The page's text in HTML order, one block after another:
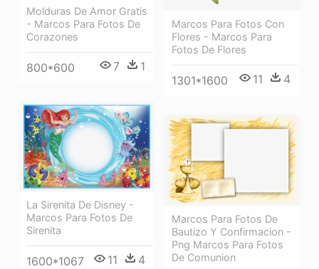
Marcos Para Fotos Con
Flores - Marcos Para
Fotos De Flores
1301*1600 11 4
Molduras De Amor Gratis
- Marcos Para Fotos De
Corazones
800*600 7 1
La Sirenita De Disney -
Marcos Para Fotos De
Sirenita
1600*1067 11 4
Marcos Para Fotos De
Bautizo Y Confirmacion -
Png Marcos Para Fotos
De Comunion